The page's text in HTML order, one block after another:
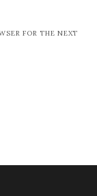
FOR THE NEXT